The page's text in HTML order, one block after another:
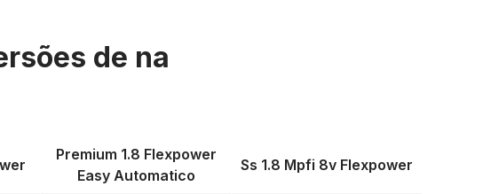
de na
Premium 1.8 Flexpower
Easy Automatico
Ss 1.8 Mpfi 8v Flexpower